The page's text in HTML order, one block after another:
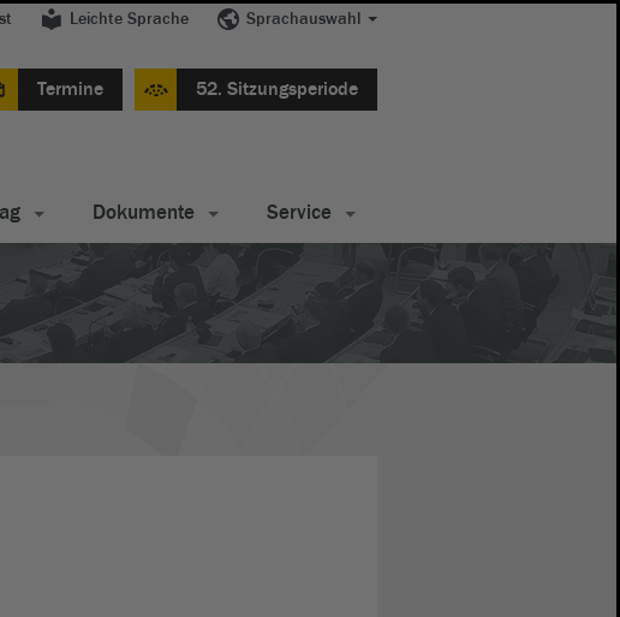
Leichte Sprache Sprachauswahl
Termine 52. Sitzungsperiode
Dokumente Service